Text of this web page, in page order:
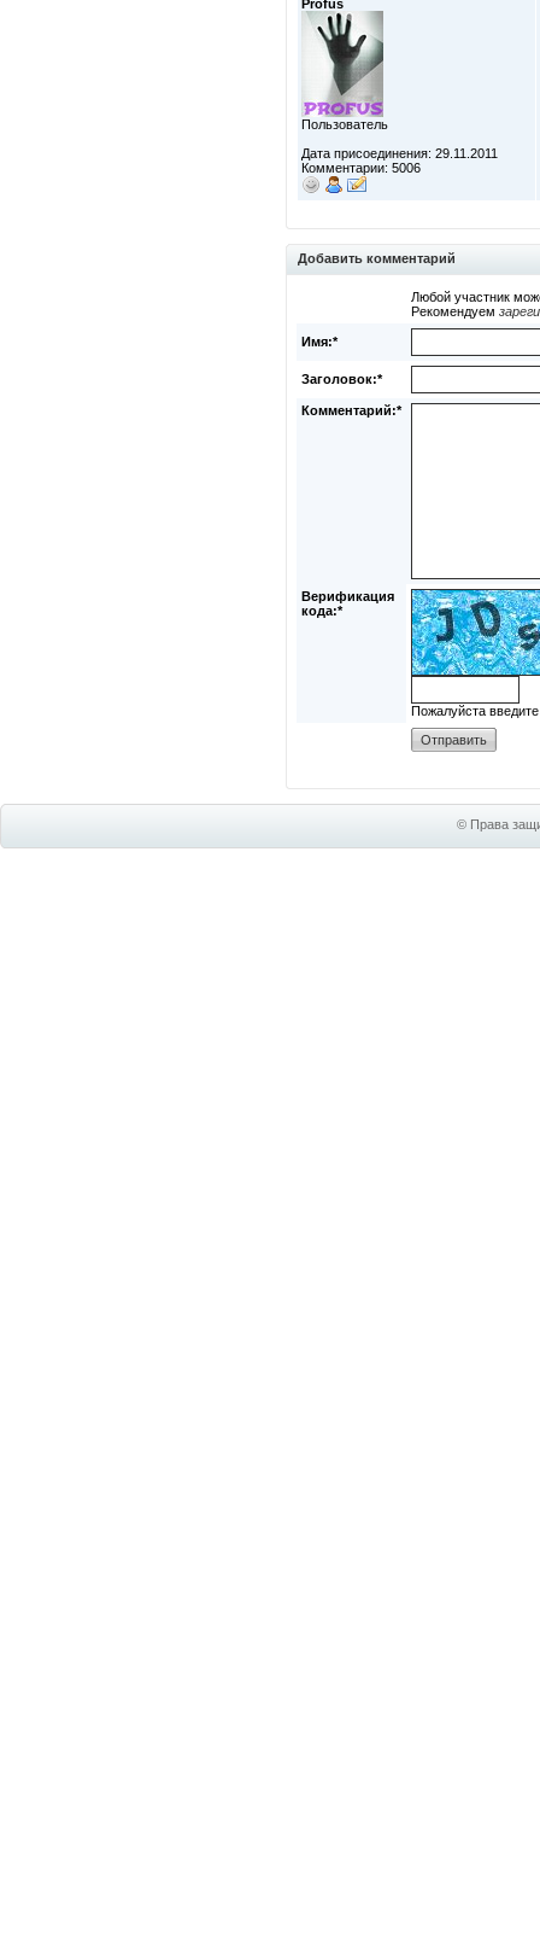
Profus
Пользователь
Дата присоединения: 29.11.2011
Комментарии: 5006
Добавить комментарий
Любой участник
Рекомендуем
Имя:*
Заголовок:*
Комментарий:*
Верификация
кода:*
Пожалуйста
© Права